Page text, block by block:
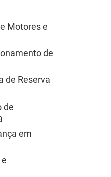
Motores e
de
de Reserva
de
em